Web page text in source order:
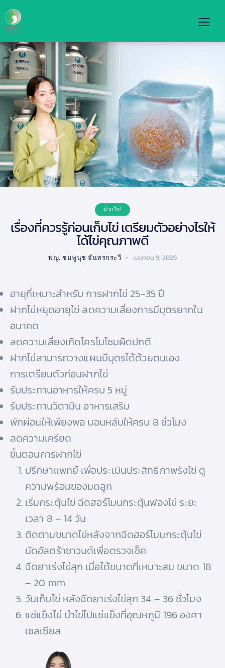
ฝากไข่
เรื่องที่ควรรู้ก่อนเก็บไข่ เตรียมตัวอย่างไรให้
ได้ไข่คุณภาพดี
พญ. ชมพูนุช จันทรกระวี เมษายน 9, 2026
อายุที่เหมาะสำหรับ การฝากไข่ 25-35 ปี
ฝากไข่หยุดอายุไข่ ลดความเสี่ยงการมีบุตรยากใน
อนาคต
ลดความเสี่ยงเกิดโครโมโซมผิดปกติ
ฝากไข่สามารถวางแผนมีบุตรได้ด้วยตนเอง
การเตรียมตัวก่อนฝากไข่
รับประทานอาหารให้ครบ 5 หมู่
รับประทานวิตามิน อาหารเสริม
พักผ่อนให้เพียงพอ นอนหลับให้ครบ 8 ชั่วโมง
ลดความเครียด
ขั้นตอนการฝากไข่
ปรึกษาแพทย์ เพื่อประเมินประสิทธิภาพรังไข่ ดู
ความพร้อมของมดลูก
เริ่มกระตุ้นไข่ ฉีดฮอร์โมนกระตุ้นฟองไข่ ระยะ
เวลา 8 – 14 วัน
ติดตามขนาดไข่หลังจากฉีดฮอร์โมนกระตุ้นไข่
นัดอัลตร้าซาวนด์เพื่อตรวจเช็ค
ฉีดยาเร่งไข่สุก เมื่อได้ขนาดที่เหมาะสม ขนาด 18
– 20 mm.
วันเก็บไข่ หลังฉีดยาเร่งไข่สุก 34 – 36 ชั่วโมง
แช่แข็งไข่ นำไข่ไปแช่แข็งที่อุณหภูมิ 196 องศา
เซลเซียส